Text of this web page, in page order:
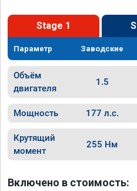
Stage 1
Параметр Заводские
Объём
двигателя
1.5
Мощность 177 л.с.
Крутящий
момент
255 Нм
Включено в стоимость: